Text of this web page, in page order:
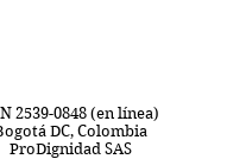
2539-0848 (en línea)
DC, Colombia
ProDignidad SAS